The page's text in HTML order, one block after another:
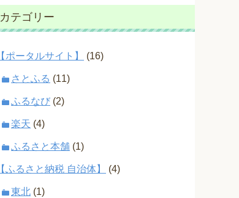
カテゴリー
【ポータルサイト】 (16)
さとふる (11)
ふるなび (2)
楽天 (4)
ふるさと本舗 (1)
【ふるさと納税 自治体】 (4)
東北 (1)